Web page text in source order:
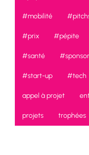
#mobilité
#prix #pépite
#santé
#start-up #tech
appel à projet
projets trophées